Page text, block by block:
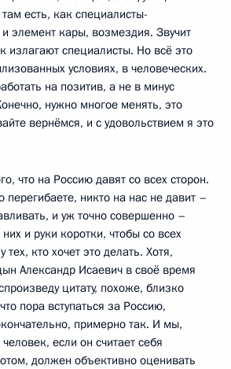
есть, как специалисты-
элемент кары, возмездия. Звучит
излагают специалисты. Но всё это
условиях, в человеческих.
на позитив, а не в минус
нужно многое менять, это
вернёмся, и с удовольствием я это
что на Россию давят со всех сторон.
никто на нас не давит –
и уж точно совершенно –
и руки коротки, чтобы со всех
тех, кто хочет это делать. Хотя,
Александр Исаевич в своё время
цитату, похоже, близко
пора вступаться за Россию,
примерно так. И мы,
если он считает себя
должен объективно оценивать